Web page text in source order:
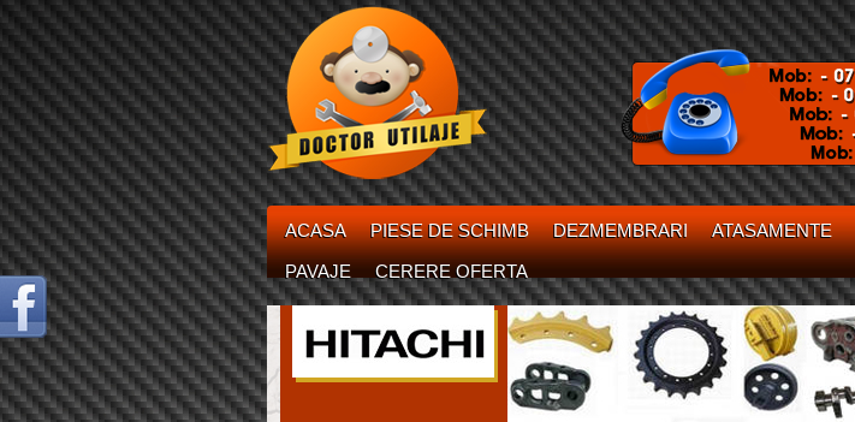
ACASA PIESE DE SCHIMB DEZMEMBRARI ATASAMENTE
PAVAJE
CERERE OFERTA